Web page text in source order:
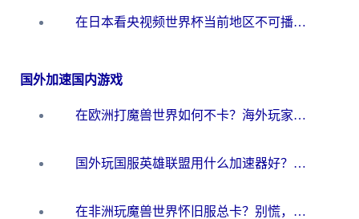
在日本看央视频世界杯当前地区不可播放？海外党体育观赛终极指南
国外加速国内游戏
在欧洲打魔兽世界如何不卡？海外玩家的国服游戏加速终极攻略
国外玩国服英雄联盟用什么加速器好？海外党亲测有效的国服游戏加速指南
在非洲玩魔兽世界怀旧服总卡？别慌，这份指南帮你丝滑开荒